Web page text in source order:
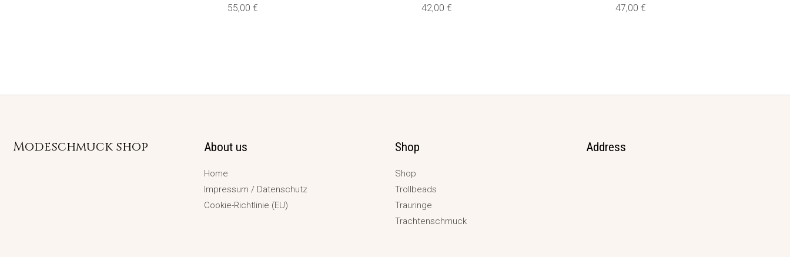
55,00 € 42,00 € 47,00 €
Modeschmuck shop About us
Home
Impressum / Datenschutz
Cookie-Richtlinie (EU)
Shop
Shop
Trollbeads
Trauringe
Trachtenschmuck
Address